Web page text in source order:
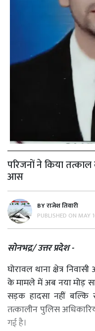
परिजनों ने किया तत्काल
आस
BYराजेश तिवारी
PUBLISHED ON MAY
सोनभद्र/ उत्तर प्रदेश -
घोरावल थाना क्षेत्र
के मामले में अब नया मोड़
सड़क हादसा नहीं बल्कि
तत्कालीन पुलिस
गई है।